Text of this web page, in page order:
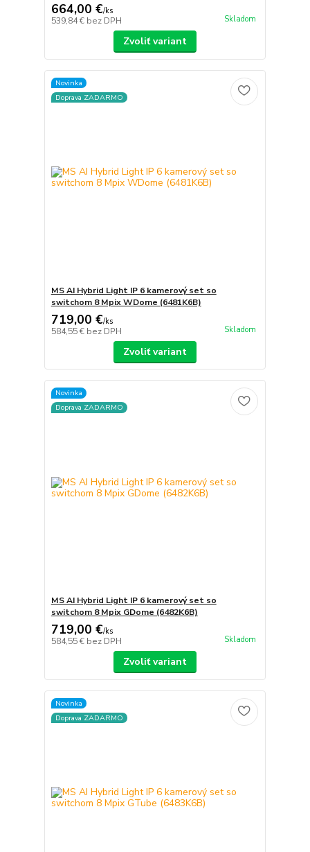
664,00 €/ks
539,84 € bez DPH Skladom
Zvoliť variant
Novinka
Doprava ZADARMO
MS AI Hybrid Light IP 6 kamerový set so
switchom 8 Mpix WDome (6481K6B)
719,00 €/ks
584,55 € bez DPH Skladom
Zvoliť variant
Novinka
Doprava ZADARMO
MS AI Hybrid Light IP 6 kamerový set so
switchom 8 Mpix GDome (6482K6B)
719,00 €/ks
584,55 € bez DPH Skladom
Zvoliť variant
Novinka
Doprava ZADARMO